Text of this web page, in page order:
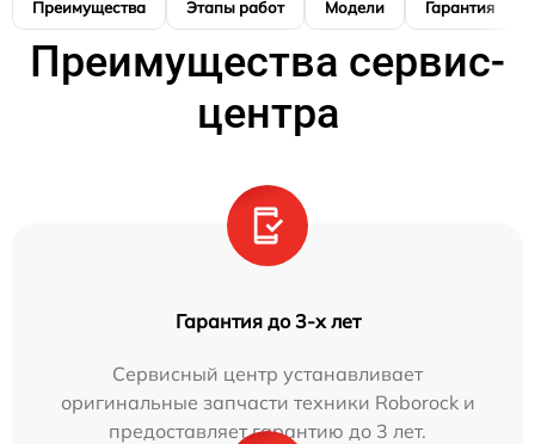
Преимущества Этапы работ Модели Гарантия
Преимущества сервис-
центра
Гарантия до 3-х лет
Сервисный центр устанавливает
оригинальные запчасти техники Roborock и
предоставляет гарантию до 3 лет.